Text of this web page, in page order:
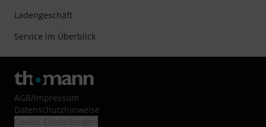
Ladengeschäft
Service im Überblick
AGB/Impressum
Datenschutzhinweise